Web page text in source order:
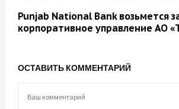
Punjab National Bank возьмется
корпоративное управление АО
ОСТАВИТЬ КОММЕНТАРИЙ